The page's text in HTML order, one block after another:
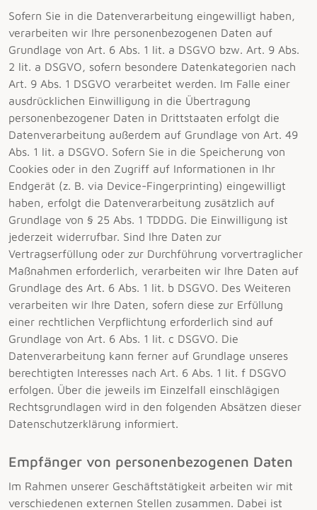
Sofern Sie in die Datenverarbeitung eingewilligt haben,
verarbeiten wir Ihre personenbezogenen Daten auf
Grundlage von Art. 6 Abs. 1 lit. a DSGVO bzw. Art. 9 Abs.
2 lit. a DSGVO, sofern besondere Datenkategorien nach
Art. 9 Abs. 1 DSGVO verarbeitet werden. Im Falle einer
ausdrücklichen Einwilligung in die Übertragung
personenbezogener Daten in Drittstaaten erfolgt die
Datenverarbeitung außerdem auf Grundlage von Art. 49
Abs. 1 lit. a DSGVO. Sofern Sie in die Speicherung von
Cookies oder in den Zugriff auf Informationen in Ihr
Endgerät (z. B. via Device-Fingerprinting) eingewilligt
haben, erfolgt die Datenverarbeitung zusätzlich auf
Grundlage von § 25 Abs. 1 TDDDG. Die Einwilligung ist
jederzeit widerrufbar. Sind Ihre Daten zur
Vertragserfüllung oder zur Durchführung vorvertraglicher
Maßnahmen erforderlich, verarbeiten wir Ihre Daten auf
Grundlage des Art. 6 Abs. 1 lit. b DSGVO. Des Weiteren
verarbeiten wir Ihre Daten, sofern diese zur Erfüllung
einer rechtlichen Verpflichtung erforderlich sind auf
Grundlage von Art. 6 Abs. 1 lit. c DSGVO. Die
Datenverarbeitung kann ferner auf Grundlage unseres
berechtigten Interesses nach Art. 6 Abs. 1 lit. f DSGVO
erfolgen. Über die jeweils im Einzelfall einschlägigen
Rechtsgrundlagen wird in den folgenden Absätzen dieser
Datenschutzerklärung informiert.
Empfänger von personenbezogenen Daten
Im Rahmen unserer Geschäftstätigkeit arbeiten wir mit
verschiedenen externen Stellen zusammen. Dabei ist